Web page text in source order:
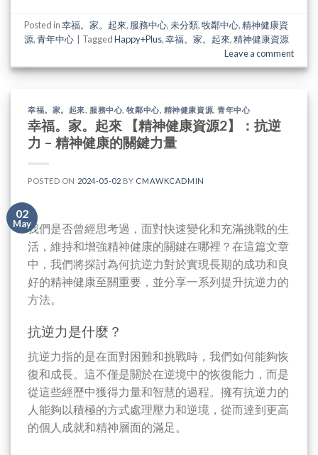
Posted in幸福。家。起來, 服務中心,未分類,牧鄰中心,精神健康資
源,青年中心 TaggedHappy+Plus,幸福。家。起來,精神健康資源
Leave a comment
幸福。家。起來 服務中心,牧鄰中心, 精神健康資源 ,青年中心
幸福。家。起來 【精神健康資源2】：抗逆
力 – 精神健康的關鍵力量
POSTED ON 2024-05-02 BY CMAWKCADMIN
02
May我們是否曾經思考過，面對快速變化和充滿挑戰的生
活，維持和增強精神健康的關鍵在哪裡？在這篇文章
中，我們將探討為何抗逆力對於實現長期的成功和良
好的精神健康至關重要，並分享一系列提升抗逆力的
方法。
抗逆力是什麼？
抗逆力指的是在面對困難和挑戰時，我們如何能夠恢
復和成長。這不僅是關於在逆境中的恢復能力，而是
從這些經歷中獲得力量和智慧的過程。擁有抗逆力的
人能夠以積極的方式處理壓力和逆境，從而達到更高
的個人成就和精神層面的滿足。